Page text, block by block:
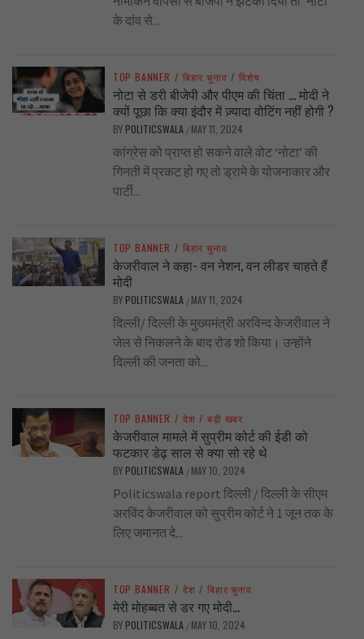
के दांव से...
TOP BANNER / बिहार चुनाव / विशेष
नोटा से डरी बीजेपी और पीएम की चिंता … मोदी ने
क्यों पूछा कि क्या इंदौर में ज़्यादा वोटिंग नहीं होगी ?
BY POLITICSWALA / MAY 11, 2024
कांग्रेस को प्राप्त हो सकने वाले वोट ‘नोटा’ की
गिनती में प्रकट हो गए तो ड्रामे के योजनाकार और
पार्टी...
TOP BANNER / बिहार चुनाव
केजरीवाल ने कहा- वन नेशन, वन लीडर चाहते हैं
मोदी
BY POLITICSWALA / MAY 11, 2024
दिल्ली/ दिल्ली के मुख्यमंत्री अरविन्द केजरीवाल ने
जेल से निकलने के बाद रोड शो किया। उन्होंने
दिल्ली की जनता को...
TOP BANNER / देश / बड़ी खबर
केजरीवाल मामले में सुप्रीम कोर्ट की ईडी को
फटकार डेढ़ साल से क्या सो रहे थे
BY POLITICSWALA / MAY 10, 2024
Politicswala report दिल्ली / दिल्ली के सीएम
अरविंद केजरीवाल को सुप्रीम कोर्ट ने 1 जून तक के
लिए जमानत दे...
TOP BANNER / देश / बिहार चुनाव
मेरी मोहब्बत से डर गए मोदी…
BY POLITICSWALA / MAY 10, 2024